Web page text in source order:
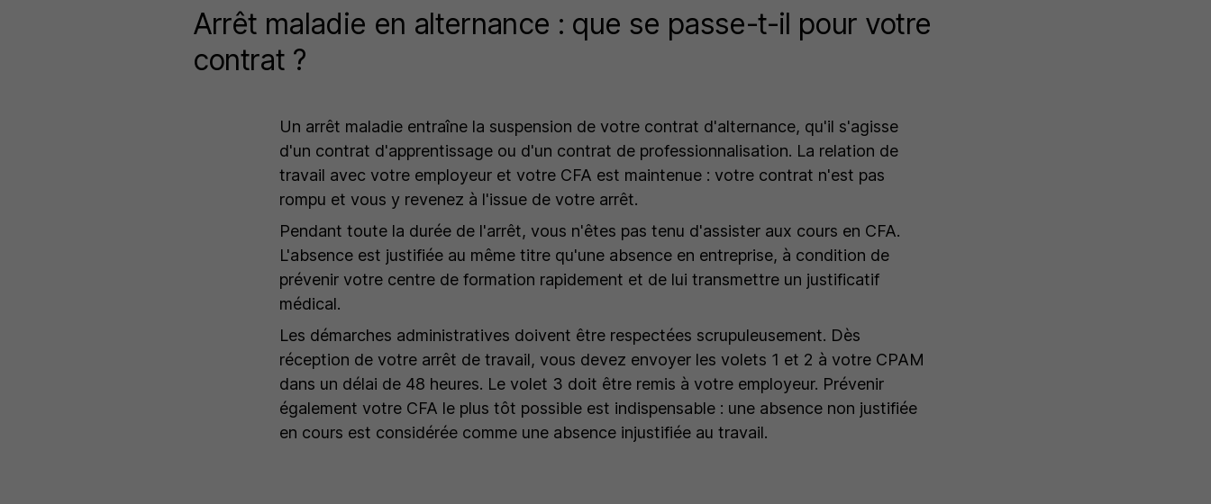
Arrêt maladie en alternance : que se passe-t-il pour votre
contrat ?
Un arrêt maladie entraîne la suspension de votre contrat d'alternance, qu'il s'agisse
d'un contrat d'apprentissage ou d'un contrat de professionnalisation. La relation de
travail avec votre employeur et votre CFA est maintenue : votre contrat n'est pas
rompu et vous y revenez à l'issue de votre arrêt.
Pendant toute la durée de l'arrêt, vous n'êtes pas tenu d'assister aux cours en CFA.
L'absence est justifiée au même titre qu'une absence en entreprise, à condition de
prévenir votre centre de formation rapidement et de lui transmettre un justificatif
médical.
Les démarches administratives doivent être respectées scrupuleusement. Dès
réception de votre arrêt de travail, vous devez envoyer les volets 1 et 2 à votre CPAM
dans un délai de 48 heures. Le volet 3 doit être remis à votre employeur. Prévenir
également votre CFA le plus tôt possible est indispensable : une absence non justifiée
en cours est considérée comme une absence injustifiée au travail.